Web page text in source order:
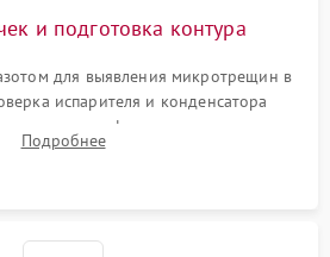
и подготовка контура
для выявления микротрещин в
испарителя и конденсатора
старого фильтра-осушителя и
трубки для устранения засоров.
Подробнее